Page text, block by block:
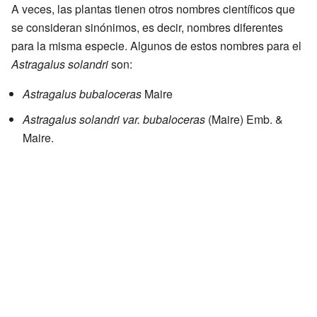
A veces, las plantas tienen otros nombres científicos que
se consideran sinónimos, es decir, nombres diferentes
para la misma especie. Algunos de estos nombres para el
Astragalus solandrison:
Astragalus bubaloceras Maire
Astragalus solandri var. bubaloceras (Maire) Emb. &
Maire.